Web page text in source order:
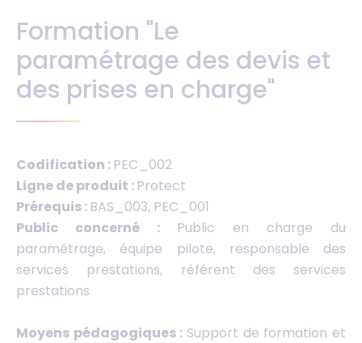
Formation "Le
paramétrage des devis et
des prises en charge"
Codification : PEC_002
Ligne de produit : Protect
Prérequis : BAS_003, PEC_001
Public concerné : Public en charge du
paramétrage, équipe pilote, responsable des
services prestations, référent des services
prestations
Moyens pédagogiques : Support de formation et